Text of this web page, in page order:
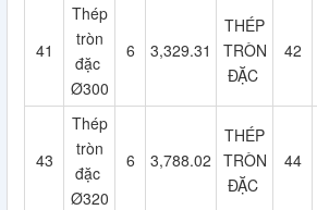
41
Thép
tròn
đặc
Ø300
6 3,329.31
THÉP
TRÒN
ĐẶC
42
43
Thép
tròn
đặc
Ø320
6 3,788.02
THÉP
TRÒN
ĐẶC
44